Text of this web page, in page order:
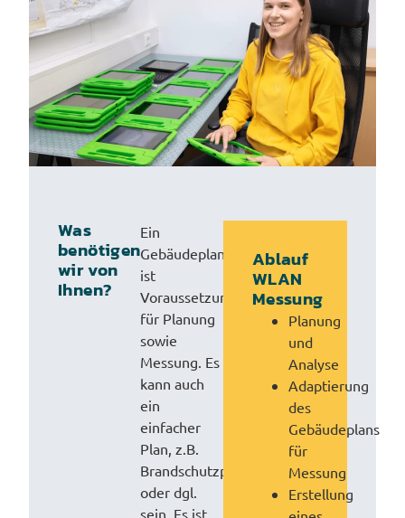
Was
benötigen
wir von
Ihnen?
Ein
Gebäudeplan
ist
Voraussetzung
für Planung
sowie
Messung. Es
kann auch
ein
einfacher
Plan, z.B.
Brandschutzplan
oder dgl.
sein. Es ist
Ablauf
WLAN
Messung
Planung
und
Analyse
Adaptierung
des
Gebäudeplans
für
Messung
Erstellung